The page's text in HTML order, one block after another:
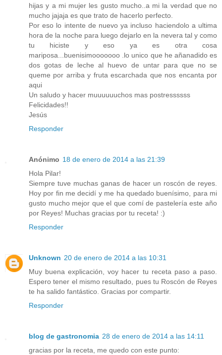
hijas y a mi mujer les gusto mucho..a mi la verdad que no
mucho jajaja es que trato de hacerlo perfecto.
Por eso lo intente de nuevo ya incluso haciendolo a ultima
hora de la noche para luego dejarlo en la nevera tal y como
tu hiciste y eso ya es otra cosa
mariposa...buenisimooooooo .lo unico que he añanadido es
dos gotas de leche al huevo de untar para que no se
queme por arriba y fruta escarchada que nos encanta por
aqui
Un saludo y hacer muuuuuuchos mas postressssss
Felicidades!!
Jesús
Responder
Anónimo 18 de enero de 2014 a las 21:39
Hola Pilar!
Siempre tuve muchas ganas de hacer un roscón de reyes.
Hoy por fin me decidí y me ha quedado buenísimo, para mi
gusto mucho mejor que el que comí de pastelería este año
por Reyes! Muchas gracias por tu receta! :)
Responder
Unknown 20 de enero de 2014 a las 10:31
Muy buena explicación, voy hacer tu receta paso a paso.
Espero tener el mismo resultado, pues tu Roscón de Reyes
te ha salido fantástico. Gracias por compartir.
Responder
blog de gastronomia 28 de enero de 2014 a las 14:11
gracias por la receta, me quedo con este punto: